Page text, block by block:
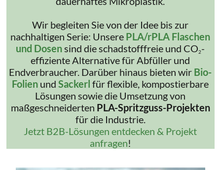
Wir begleiten Sie von der Idee bis zur
nachhaltigen Serie: Unsere PLA/rPLA Flaschen
und Dosensind die schadstofffreie und CO2-
effiziente Alternative für Abfüller und
Endverbraucher. Darüber hinaus bieten wir Bio-
Folien undSackerl für flexible, kompostierbare
Lösungen sowie die Umsetzung von
maßgeschneiderten PLA-Spritzguss-Projekten
für die Industrie.
Jetzt B2B-Lösungen entdecken & Projekt
anfragen!